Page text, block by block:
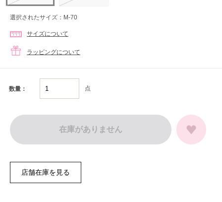
選択されたサイズ：M-70
サイズについて
ラッピングについて
数量： 点
在庫がありません